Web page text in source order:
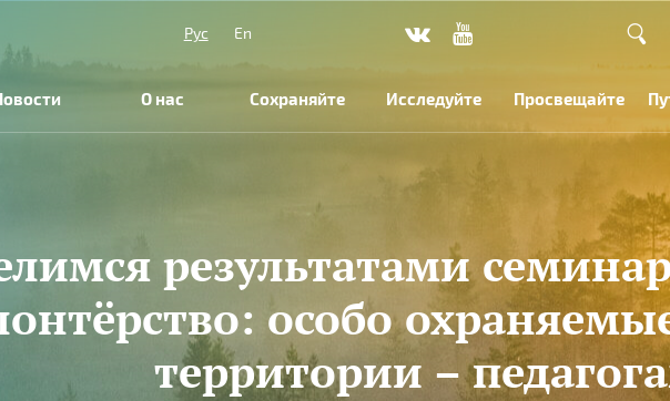
Рус
En
О нас Сохраняйте Исследуйте Просвещайте
результатами
особо
территории –